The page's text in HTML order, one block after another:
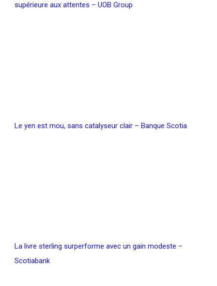
supérieure aux attentes – UOB Group
Le yen est mou, sans catalyseur clair – Banque Scotia
La livre sterling surperforme avec un gain modeste –
Scotiabank